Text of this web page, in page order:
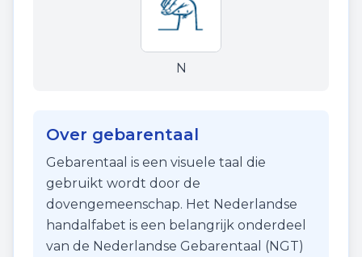
N
Over gebarentaal
Gebarentaal is een visuele taal die
gebruikt wordt door de
dovengemeenschap. Het Nederlandse
handalfabet is een belangrijk onderdeel
van de Nederlandse Gebarentaal (NGT)